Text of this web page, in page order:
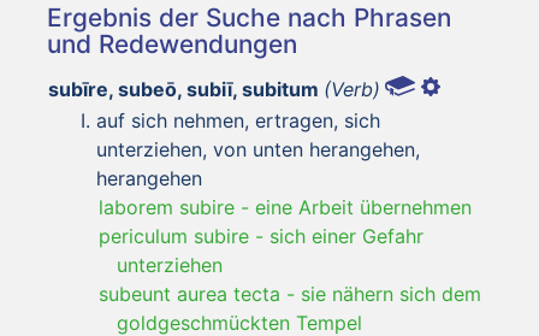
Ergebnis der Suche nach Phrasen
und Redewendungen
subīre, subeō, subiī, subitum (Verb)
auf sich nehmen, ertragen, sich
unterziehen, von unten herangehen,
herangehen
laborem subire - eine Arbeit übernehmen
periculum subire - sich einer Gefahr
unterziehen
subeunt aurea tecta - sie nähern sich dem
goldgeschmückten Tempel